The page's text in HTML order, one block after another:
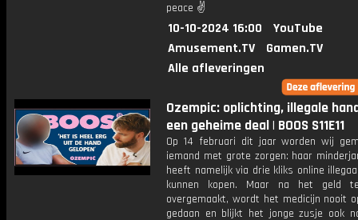
peace ✌
10-10-2024 16:00
YouTube
Amusement.TV
Gamen.TV
Alle afleveringen
Ozempic: oplichting, illegale
een geheime deal | BOOS S11E11
Op 14 februari dit jaar worden wij
iemand met grote zorgen: haar
heeft namelijk via drie kliks online
kunnen kopen. Maar na het geld
overgemaakt, wordt het medicijn nooit
gedaan en blijkt het jonge zusje ook